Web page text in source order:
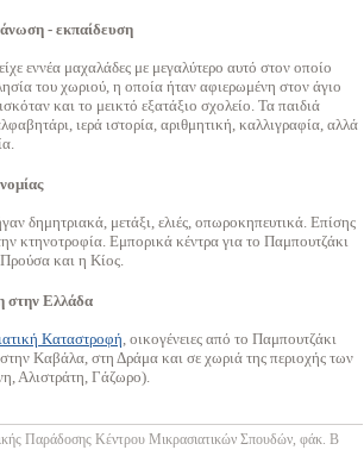
- εκπαίδευση
εννέα μαχαλάδες με μεγαλύτερο αυτό στον οποίο
του χωριού, η οποία ήταν αφιερωμένη στον άγιο
και το μεικτό εξατάξιο σχολείο. Τα παιδιά
ιερά ιστορία, αριθμητική, καλλιγραφία, αλλά
δημητριακά, μετάξι, ελιές, οπωροκηπευτικά. Επίσης
κτηνοτροφία. Εμπορικά κέντρα για το Παμπουτζάκι
και η Κίος.
στην Ελλάδα
Καταστροφή, οικογένειες από το Παμπουτζάκι
Καβάλα, στη Δράμα και σε χωριά της περιοχής των
Αλιστράτη, Γάζωρο).
Παράδοσης Κέντρου Μικρασιατικών Σπουδών, φάκ. Β